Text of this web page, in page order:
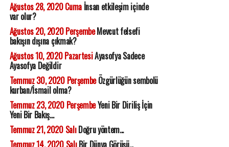
Ağustos 28, 2020 Cumaİnsan etkileşim içinde
var olur?
Ağustos 20, 2020 PerşembeMevcut felsefi
bakışın dışına çıkmak?
Ağustos 10, 2020 PazartesiAyasofya Sadece
Ayasofya Değildir
Temmuz 30, 2020 PerşembeÖzgürlüğün sembolü
kurban/İsmail olma?
Temmuz 23, 2020 PerşembeYeni Bir Diriliş İçin
Yeni Bir Bakış...
Temmuz 21, 2020 SalıDoğru yöntem...
Temmuz 14, 2020 SalıBir Dünya Görüşü...